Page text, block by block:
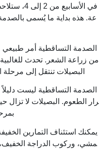
في
عة. هذه بداية ما يُسمى
الصدمة التساقطية أمر طبيعي
من زراعة الشعر. تحدث
البصيلات تنتقل إلى مرحلة
الصدمة التساقطية ليست
رار الطعوم. البصيلات لا تزال
يمكنك استئناف التمارين
مشي، وركوب الدراجة الخفيف،